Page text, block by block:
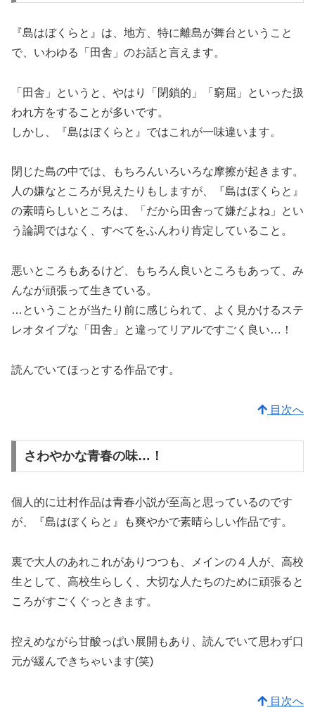
『島はぼくらと』は、地方、特に離島が舞台ということ
で、いわゆる「田舎」のお話と言えます。
「田舎」というと、やはり「閉鎖的」「窮屈」といった扱
われ方をすることが多いです。
しかし、『島はぼくらと』ではこれが一味違います。
閉じた島の中では、もちろんいろいろな摩擦が起きます。
人の嫌なところが見えたりもしますが、『島はぼくらと』
の素晴らしいところは、「だから田舎って嫌だよね」とい
う論調ではなく、すべてをふんわり肯定していること。
悪いところもあるけど、もちろん良いところもあって、み
んなが頑張って生きている。
…ということが当たり前に感じられて、よく見かけるステ
レオタイプな「田舎」と違ってリアルですごく良い…！
読んでいてほっとする作品です。
目次へ
さわやかな青春の味…！
個人的に辻村作品は青春小説が至高と思っているのです
が、『島はぼくらと』も爽やかで素晴らしい作品です。
裏で大人のあれこれがありつつも、メインの４人が、高校
生として、高校生らしく、大切な人たちのために頑張ると
ころがすごくぐっときます。
控えめながら甘酸っぱい展開もあり、読んでいて思わず口
元が緩んできちゃいます(笑)
目次へ